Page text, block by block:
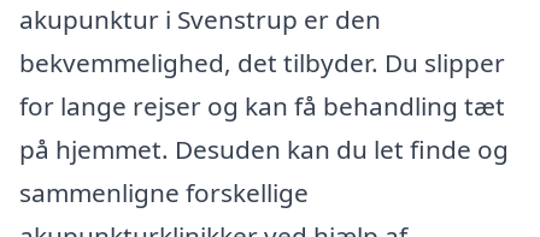
akupunktur i Svenstrup er den
bekvemmelighed, det tilbyder. Du slipper
for lange rejser og kan få behandling tæt
på hjemmet. Desuden kan du let finde og
sammenligne forskellige